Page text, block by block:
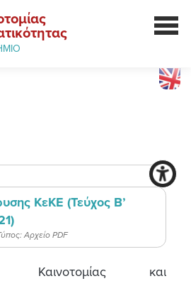
ΚεΚΕ (Τεύχος B’
Αρχείο PDF
και